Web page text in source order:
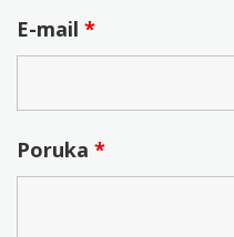
E-mail *
Poruka *